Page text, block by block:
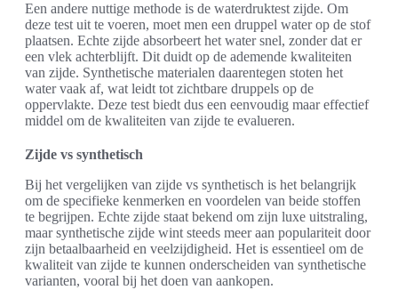
Een andere nuttige methode is de waterdruktest zijde. Om
deze test uit te voeren, moet men een druppel water op de stof
plaatsen. Echte zijde absorbeert het water snel, zonder dat er
een vlek achterblijft. Dit duidt op de ademende kwaliteiten
van zijde. Synthetische materialen daarentegen stoten het
water vaak af, wat leidt tot zichtbare druppels op de
oppervlakte. Deze test biedt dus een eenvoudig maar effectief
middel om de kwaliteiten van zijde te evalueren.
Zijde vs synthetisch
Bij het vergelijken van zijde vs synthetisch is het belangrijk
om de specifieke kenmerken en voordelen van beide stoffen
te begrijpen. Echte zijde staat bekend om zijn luxe uitstraling,
maar synthetische zijde wint steeds meer aan populariteit door
zijn betaalbaarheid en veelzijdigheid. Het is essentieel om de
kwaliteit van zijde te kunnen onderscheiden van synthetische
varianten, vooral bij het doen van aankopen.